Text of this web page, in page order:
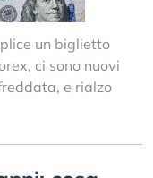
un biglietto
ci sono nuovi
e rialzo